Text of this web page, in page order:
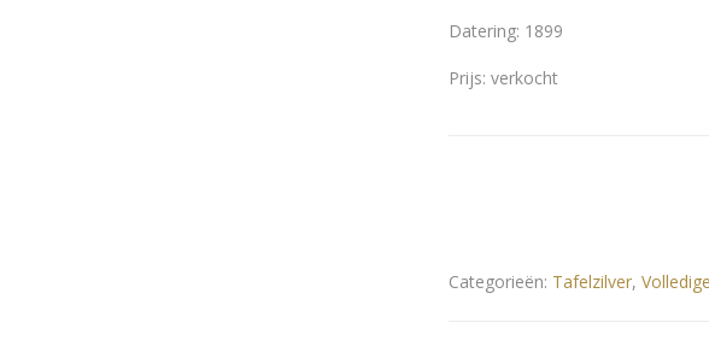
Datering: 1899
Prijs: verkocht
Categorieën: Tafelzilver,